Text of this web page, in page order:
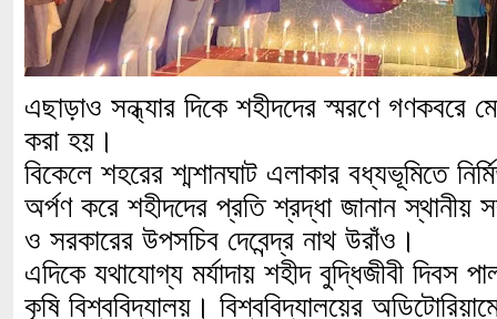
এছাড়াও সন্ধ্যার দিকে শহীদদের স্মরণে গণকবরে
করা হয়।
বিকেলে শহরের শ্মশানঘাট এলাকার বধ্যভূমিতে
অর্পণ করে শহীদদের প্রতি শ্রদ্ধা জানান স্থানীয়
ও সরকারের উপসচিব দেবেন্দ্র নাথ উরাঁও।
এদিকে যথাযোগ্য মর্যাদায় শহীদ বুদ্ধিজীবী দিবস
কৃষি বিশ্ববিদ্যালয়। বিশ্ববিদ্যালয়ের